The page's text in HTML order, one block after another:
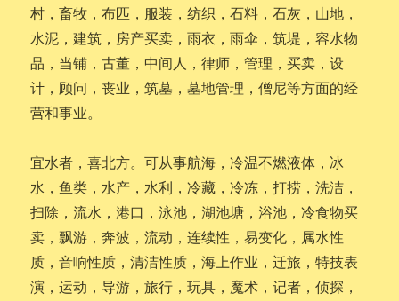
村，畜牧，布匹，服装，纺织，石料，石灰，山地，
水泥，建筑，房产买卖，雨衣，雨伞，筑堤，容水物
品，当铺，古董，中间人，律师，管理，买卖，设
计，顾问，丧业，筑墓，墓地管理，僧尼等方面的经
营和事业。
宜水者，喜北方。可从事航海，冷温不燃液体，冰
水，鱼类，水产，水利，冷藏，冷冻，打捞，洗洁，
扫除，流水，港口，泳池，湖池塘，浴池，冷食物买
卖，飘游，奔波，流动，连续性，易变化，属水性
质，音响性质，清洁性质，海上作业，迁旅，特技表
演，运动，导游，旅行，玩具，魔术，记者，侦探，